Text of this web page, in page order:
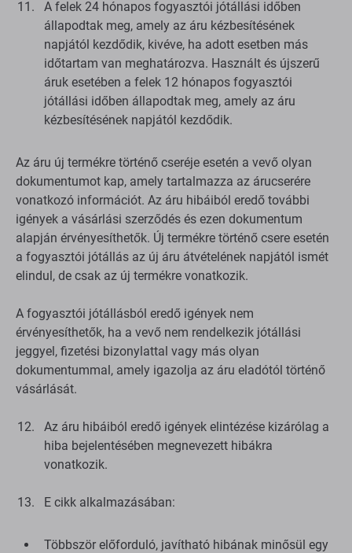
A felek 24 hónapos fogyasztói jótállási időben
állapodtak meg, amely az áru kézbesítésének
napjától kezdődik, kivéve, ha adott esetben más
időtartam van meghatározva. Használt és újszerű
áruk esetében a felek 12 hónapos fogyasztói
jótállási időben állapodtak meg, amely az áru
kézbesítésének napjától kezdődik.
Az áru új termékre történő cseréje esetén a vevő olyan
dokumentumot kap, amely tartalmazza az árucserére
vonatkozó információt. Az áru hibáiból eredő további
igények a vásárlási szerződés és ezen dokumentum
alapján érvényesíthetők. Új termékre történő csere esetén
a fogyasztói jótállás az új áru átvételének napjától ismét
elindul, de csak az új termékre vonatkozik.
A fogyasztói jótállásból eredő igények nem
érvényesíthetők, ha a vevő nem rendelkezik jótállási
jeggyel, fizetési bizonylattal vagy más olyan
dokumentummal, amely igazolja az áru eladótól történő
vásárlását.
Az áru hibáiból eredő igények elintézése kizárólag a
hiba bejelentésében megnevezett hibákra
vonatkozik.
E cikk alkalmazásában:
Többször előforduló, javítható hibának minősül egy